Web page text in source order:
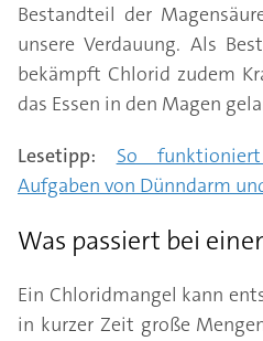
Bestandteil der
unsere Verdauung. Als
bekämpft Chlorid zudem
das Essen in den Magen
Lesetipp:
So
Aufgaben von Dünndarm
Was passiert bei
Ein Chloridmangel kann
in kurzer Zeit große